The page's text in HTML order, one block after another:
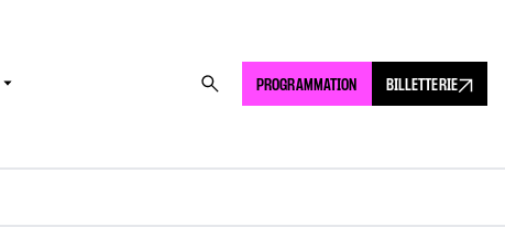
PROGRAMMATION BILLETTERIE